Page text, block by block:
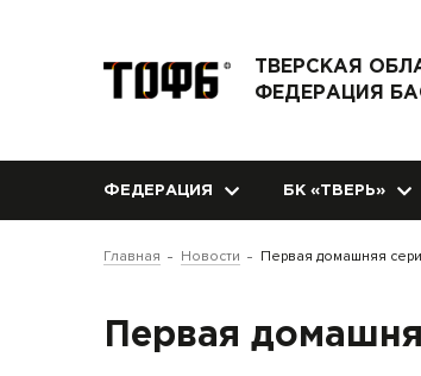
ТВЕРСКАЯ
ФЕДЕРАЦИЯ
ФЕДЕРАЦИЯ БК «ТВЕРЬ»
Главная Новости Первая домашняя
Первая